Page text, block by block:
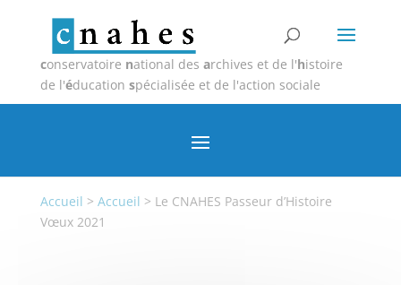
conservatoire national des archives et de l'histoire
de l'éducation spécialisée et de l'action sociale
Accueil > Accueil > Le CNAHES Passeur d’Histoire
Vœux 2021